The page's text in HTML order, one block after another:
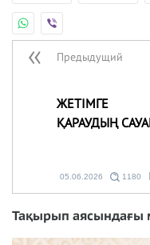
Предыдущий
ЖЕТІМГЕ
ҚАРАУДЫҢ
05.06.2026 1180
Тақырып аясындағы